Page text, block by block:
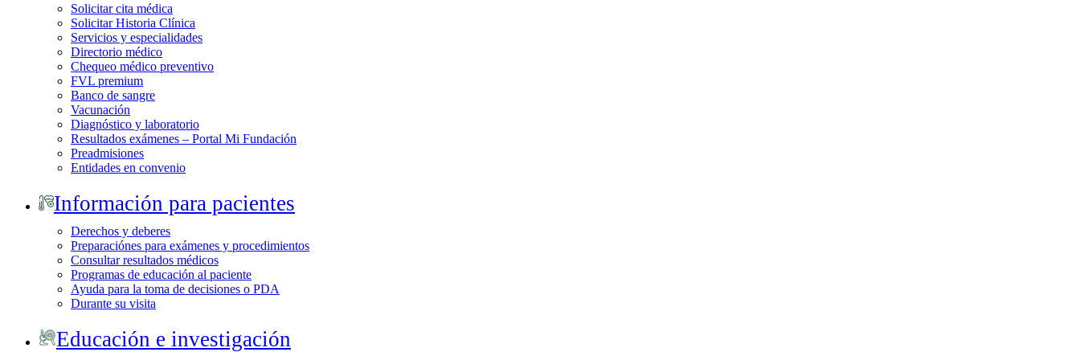
Solicitar cita médica
Solicitar Historia Clínica
Servicios y especialidades
Directorio médico
Chequeo médico preventivo
FVL premium
Banco de sangre
Vacunación
Diagnóstico y laboratorio
Resultados exámenes – Portal Mi Fundación
Preadmisiones
Entidades en convenio
Información para pacientes
Derechos y deberes
Preparaciónes para exámenes y procedimientos
Consultar resultados médicos
Programas de educación al paciente
Ayuda para la toma de decisiones o PDA
Durante su visita
Educación e investigación